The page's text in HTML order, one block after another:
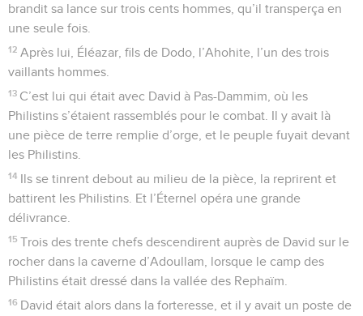
brandit sa lance sur trois cents hommes, qu’il transperça en
une seule fois.
12 Après lui, Éléazar, fils de Dodo, l’Ahohite, l’un des trois
vaillants hommes.
13 C’est lui qui était avec David à Pas-Dammim, où les
Philistins s’étaient rassemblés pour le combat. Il y avait là
une pièce de terre remplie d’orge, et le peuple fuyait devant
les Philistins.
14 Ils se tinrent debout au milieu de la pièce, la reprirent et
battirent les Philistins. Et l’Éternel opéra une grande
délivrance.
15 Trois des trente chefs descendirent auprès de David sur le
rocher dans la caverne d’Adoullam, lorsque le camp des
Philistins était dressé dans la vallée des Rephaïm.
16 David était alors dans la forteresse, et il y avait un poste de